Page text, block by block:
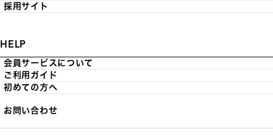
採用サイト
HELP
会員サービスについて
ご利用ガイド
初めての方へ
お問い合わせ